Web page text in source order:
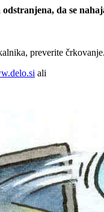
da se
preverite črkovanje.
ali